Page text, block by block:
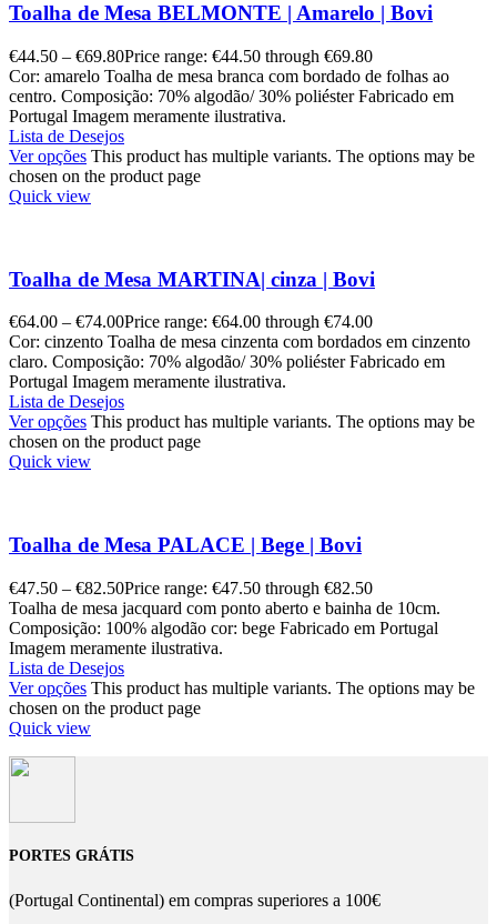
Toalha de Mesa BELMONTE | Amarelo | Bovi
€44.50 – €69.80Price range: €44.50 through €69.80
Cor: amarelo Toalha de mesa branca com bordado de folhas ao
centro. Composição: 70% algodão/ 30% poliéster Fabricado em
Portugal Imagem meramente ilustrativa.
Lista de Desejos
Ver opções This product has multiple variants. The options may be
chosen on the product page
Quick view
Toalha de Mesa MARTINA| cinza | Bovi
€64.00 – €74.00Price range: €64.00 through €74.00
Cor: cinzento Toalha de mesa cinzenta com bordados em cinzento
claro. Composição: 70% algodão/ 30% poliéster Fabricado em
Portugal Imagem meramente ilustrativa.
Lista de Desejos
Ver opções This product has multiple variants. The options may be
chosen on the product page
Quick view
Toalha de Mesa PALACE | Bege | Bovi
€47.50 – €82.50Price range: €47.50 through €82.50
Toalha de mesa jacquard com ponto aberto e bainha de 10cm.
Composição: 100% algodão cor: bege Fabricado em Portugal
Imagem meramente ilustrativa.
Lista de Desejos
Ver opções This product has multiple variants. The options may be
chosen on the product page
Quick view
PORTES GRÁTIS
(Portugal Continental) em compras superiores a 100€